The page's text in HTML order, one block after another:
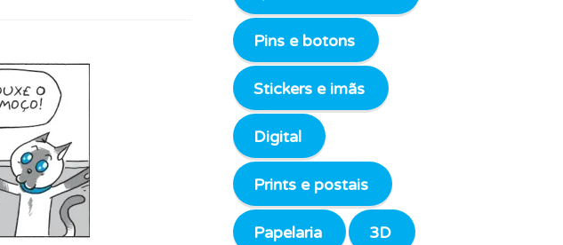
Pins e botons
Stickers e imãs
Digital
Prints e postais
Papelaria 3D